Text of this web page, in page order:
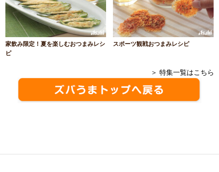
家飲み限定！夏を楽しむおつまみレシ
ピ
スポーツ観戦おつまみレシピ
＞ 特集一覧はこちら